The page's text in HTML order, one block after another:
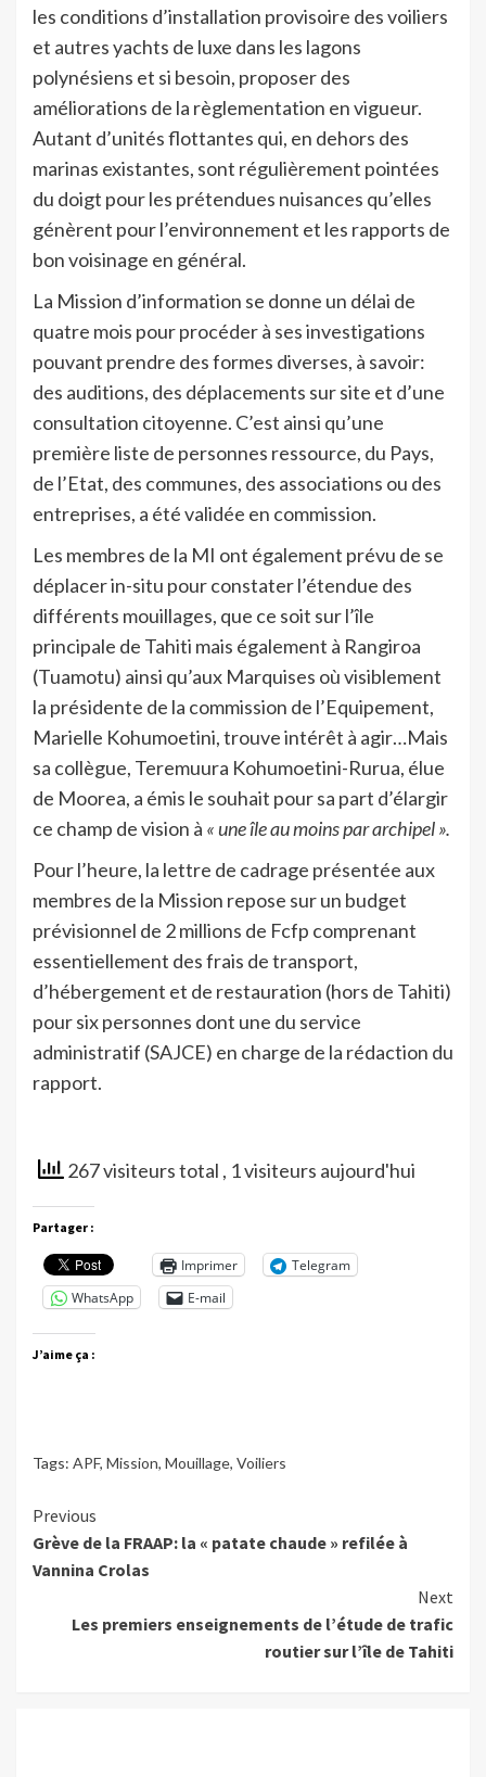
les conditions d’installation provisoire des voiliers
et autres yachts de luxe dans les lagons
polynésiens et si besoin, proposer des
améliorations de la règlementation en vigueur.
Autant d’unités flottantes qui, en dehors des
marinas existantes, sont régulièrement pointées
du doigt pour les prétendues nuisances qu’elles
génèrent pour l’environnement et les rapports de
bon voisinage en général.
La Mission d’information se donne un délai de
quatre mois pour procéder à ses investigations
pouvant prendre des formes diverses, à savoir:
des auditions, des déplacements sur site et d’une
consultation citoyenne. C’est ainsi qu’une
première liste de personnes ressource, du Pays,
de l’Etat, des communes, des associations ou des
entreprises, a été validée en commission.
Les membres de la MI ont également prévu de se
déplacer in-situ pour constater l’étendue des
différents mouillages, que ce soit sur l’île
principale de Tahiti mais également à Rangiroa
(Tuamotu) ainsi qu’aux Marquises où visiblement
la présidente de la commission de l’Equipement,
Marielle Kohumoetini, trouve intérêt à agir…Mais
sa collègue, Teremuura Kohumoetini-Rurua, élue
de Moorea, a émis le souhait pour sa part d’élargir
ce champ de vision à « une île au moins par archipel ».
Pour l’heure, la lettre de cadrage présentée aux
membres de la Mission repose sur un budget
prévisionnel de 2 millions de Fcfp comprenant
essentiellement des frais de transport,
d’hébergement et de restauration (hors de Tahiti)
pour six personnes dont une du service
administratif (SAJCE) en charge de la rédaction du
rapport.
267 visiteurs total , 1 visiteurs aujourd'hui
Partager :
Imprimer
Telegram
WhatsApp
E-mail
J’aime ça :
Tags: APF, Mission, Mouillage, Voiliers
Continue
Reading
Previous
Grève de la FRAAP: la « patate chaude » refilée à
Vannina Crolas
Next
Les premiers enseignements de l’étude de trafic
routier sur l’île de Tahiti